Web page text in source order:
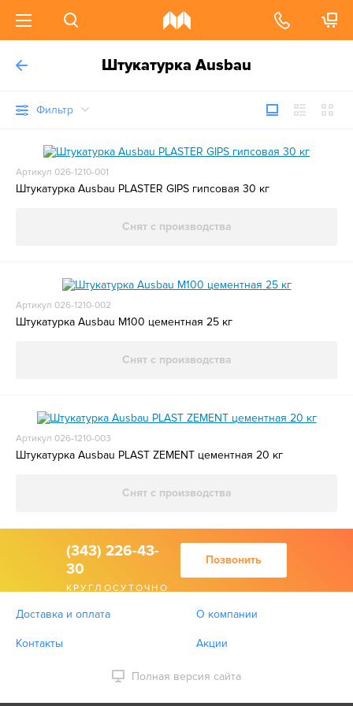
Штукатурка Ausbau
Фильтр
Артикул 026-1210-001
Штукатурка Ausbau PLASTER GIPS гипсовая 30 кг
Снят с производства
Артикул 026-1210-002
Штукатурка Ausbau M100 цементная 25 кг
Снят с производства
Артикул 026-1210-003
Штукатурка Ausbau PLAST ZEMENT цементная 20 кг
Снят с производства
(343) 226-43-
30
КРУГЛОСУТОЧНО
Позвонить
Доставка и оплата О компании
Контакты Акции
Полная версия сайта